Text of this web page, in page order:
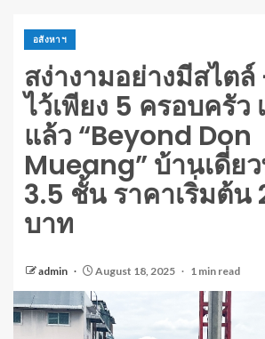
อสังหาฯ
สง่างามอย่างมีสไตล์
ไว้เพียง 5 ครอบครัว
แล้ว “Beyond Don
Mueang” บ้านเดี่ย
3.5 ชั้น ราคาเริ่มต้น
บาท
admin August 18, 2025 1 min read